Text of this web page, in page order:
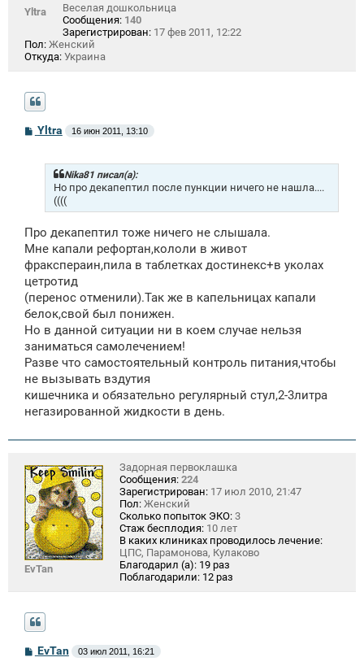
Yltra
Веселая дошкольница
Сообщения: 140
Зарегистрирован: 17 фев 2011, 12:22
Пол: Женский
Откуда: Украина
С
о
Yltra 16 июн 2011, 13:10
Nika81 писал(а):
Но про декапептил после пункции ничего не нашла....
((((
Про декапептил тоже ничего не слышала.
Мне капали рефортан,кололи в живот
фракспераин,пила в таблетках достинекс+в уколах
цетротид
(перенос отменили).Так же в капельницах капали
белок,свой был понижен.
Но в данной ситуации ни в коем случае нельзя
заниматься самолечением!
Разве что самостоятельный контроль питания,чтобы
не вызывать вздутия
кишечника и обязательно регулярный стул,2-3литра
негазированной жидкости в день.
EvTan
Задорная первоклашка
Сообщения: 224
Зарегистрирован: 17 июл 2010, 21:47
Пол: Женский
Сколько попыток ЭКО: 3
Стаж бесплодия: 10 лет
В каких клиниках проводилось лечение:
ЦПС, Парамонова, Кулаково
Благодарил (а): 19 раз
Поблагодарили: 12 раз
СEvTan 03 июл 2011, 16:21